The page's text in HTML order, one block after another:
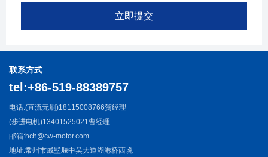
立即提交
联系方式
tel:+86-519-88389757
电话:(直流无刷)18115008766贺经理
(步进电机)13401525021曹经理
邮箱:hch@cw-motor.com
地址:常州市戚墅堰中吴大道湖港桥西堍